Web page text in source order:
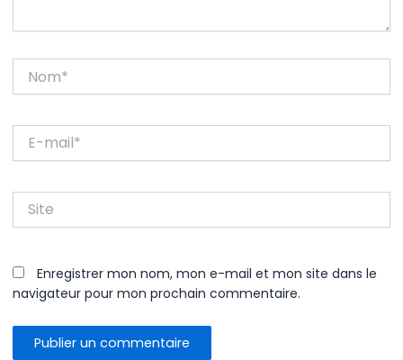
mail*
Enregistrer mon nom, mon e-mail et mon site dans le
navigateur pour mon prochain commentaire.